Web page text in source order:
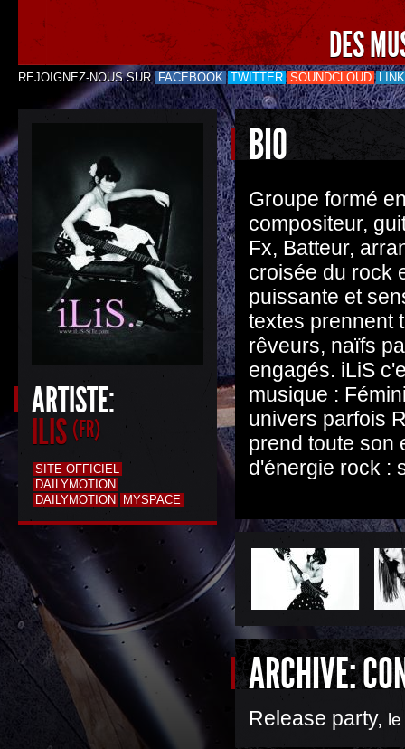
DES
REJOIGNEZ-NOUS SUR FACEBOOK TWITTER SOUNDCLOUD
ARTISTE:
ILIS (FR)
SITE OFFICIEL
DAILYMOTION
DAILYMOTION
MYSPACE
BIO
Groupe formé
compositeur,
Fx, Batteur,
croisée du rock
puissante et
textes prennent
rêveurs, naïfs
engagés. iLiS
musique :
univers parfois
prend toute son
d'énergie rock :
ARCHIVE:
Release party,